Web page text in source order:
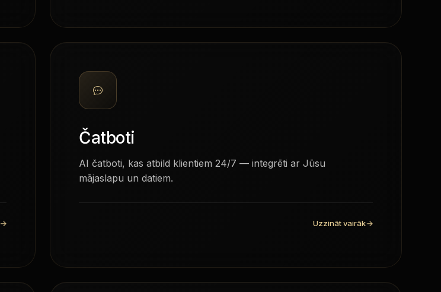
→
Čatboti
AI čatboti, kas atbild klientiem 24/7 — integrēti ar Jūsu
mājaslapu un datiem.
Uzzināt vairāk→